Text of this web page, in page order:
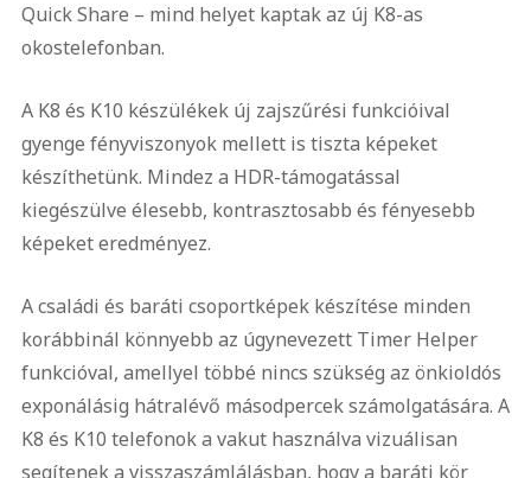
Quick Share – mind helyet kaptak az új K8-as
okostelefonban.
A K8 és K10 készülékek új zajszűrési funkcióival
gyenge fényviszonyok mellett is tiszta képeket
készíthetünk. Mindez a HDR-támogatással
kiegészülve élesebb, kontrasztosabb és fényesebb
képeket eredményez.
A családi és baráti csoportképek készítése minden
korábbinál könnyebb az úgynevezett Timer Helper
funkcióval, amellyel többé nincs szükség az önkioldós
exponálásig hátralévő másodpercek számolgatására. A
K8 és K10 telefonok a vakut használva vizuálisan
segítenek a visszaszámlálásban, hogy a baráti kör